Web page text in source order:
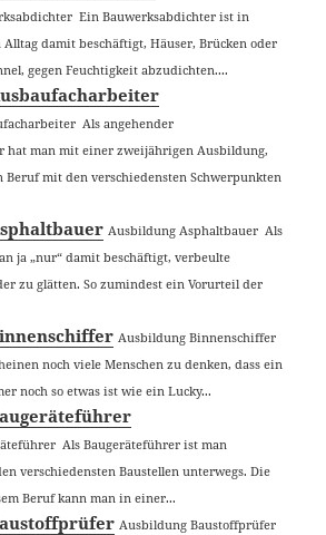
Ein Bauwerksabdichter ist in
damit beschäftigt, Häuser, Brücken oder
gegen Feuchtigkeit abzudichten....
Als angehender
hat man mit einer zweijährigen Ausbildung,
Beruf mit den verschiedensten Schwerpunkten
Ausbildung Asphaltbauer Als
ja „nur“ damit beschäftigt, verbeulte
zu glätten. So zumindest ein Vorurteil der
Ausbildung Binnenschiffer
noch viele Menschen zu denken, dass ein
noch so etwas ist wie ein Lucky...
Als Baugeräteführer ist man
verschiedensten Baustellen unterwegs. Die
Beruf kann man in einer...
Ausbildung Baustoffprüfer